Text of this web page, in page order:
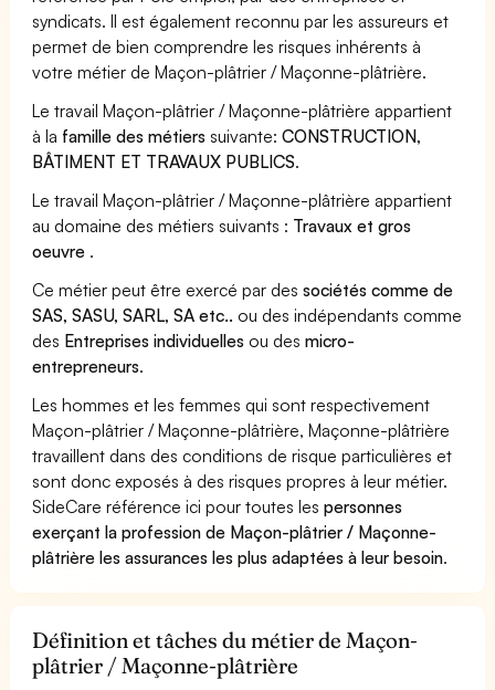
syndicats. Il est également reconnu par les assureurs et
permet de bien comprendre les risques inhérents à
votre métier de Maçon-plâtrier / Maçonne-plâtrière.
Le travail Maçon-plâtrier / Maçonne-plâtrière appartient
à la famille des métiers suivante:CONSTRUCTION,
BÂTIMENT ET TRAVAUX PUBLICS.
Le travail Maçon-plâtrier / Maçonne-plâtrière appartient
au domaine des métiers suivants : Travaux et gros
oeuvre .
Ce métier peut être exercé par dessociétés comme de
SAS, SASU, SARL, SA etc.. ou des indépendants comme
des Entreprises individuelles ou desmicro-
entrepreneurs.
Les hommes et les femmes qui sont respectivement
Maçon-plâtrier / Maçonne-plâtrière, Maçonne-plâtrière
travaillent dans des conditions de risque particulières et
sont donc exposés à des risques propres à leur métier.
SideCare référence ici pour toutes lespersonnes
exerçant la profession de Maçon-plâtrier / Maçonne-
plâtrière les assurances les plus adaptées à leur besoin.
Définition et tâches du métier de Maçon-
plâtrier / Maçonne-plâtrière